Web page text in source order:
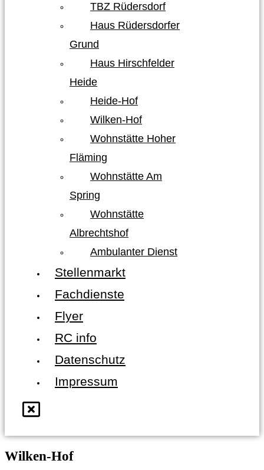
TBZ Rüdersdorf
Haus Rüdersdorfer
Grund
Haus Hirschfelder
Heide
Heide-Hof
Wilken-Hof
Wohnstätte Hoher
Fläming
Wohnstätte Am
Spring
Wohnstätte
Albrechtshof
Ambulanter Dienst
Stellenmarkt
Fachdienste
Flyer
RC info
Datenschutz
Impressum
Wilken-Hof